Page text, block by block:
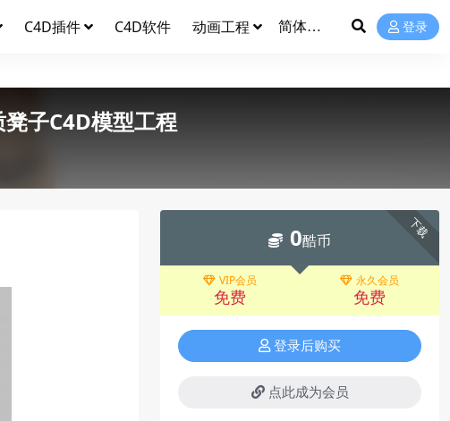
C4D插件 C4D软件 动画工程 登录
子C4D模型工程
下载
0酷币
VIP会员
免费
永久会员
免费
登录后购买
点此成为会员